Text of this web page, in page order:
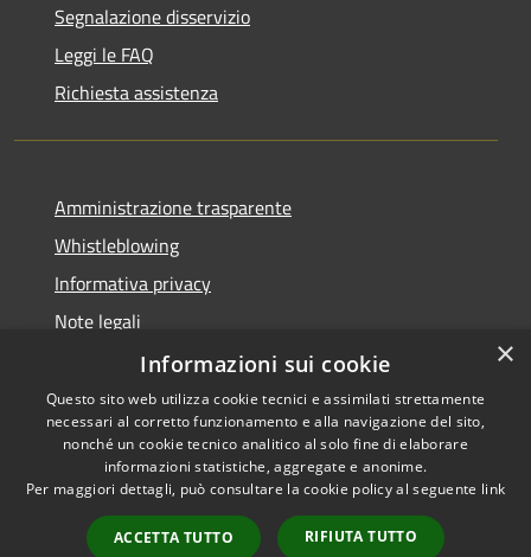
Segnalazione disservizio
Leggi le FAQ
Richiesta assistenza
Amministrazione trasparente
Whistleblowing
Informativa privacy
Note legali
Dichiarazione di accessibilità
RSS
Accessibilità
Copyright © 2026 • Comune di
byMunicipium
Accesso
×
Informazioni sui cookie
Questo sito web utilizza cookie tecnici e assimilati strettamente
necessari al corretto funzionamento e alla navigazione del sito,
nonché un cookie tecnico analitico al solo fine di elaborare
informazioni statistiche, aggregate e anonime.
Per maggiori dettagli, può consultare la cookie policy al seguente link
ACCETTA TUTTO RIFIUTA TUTTO